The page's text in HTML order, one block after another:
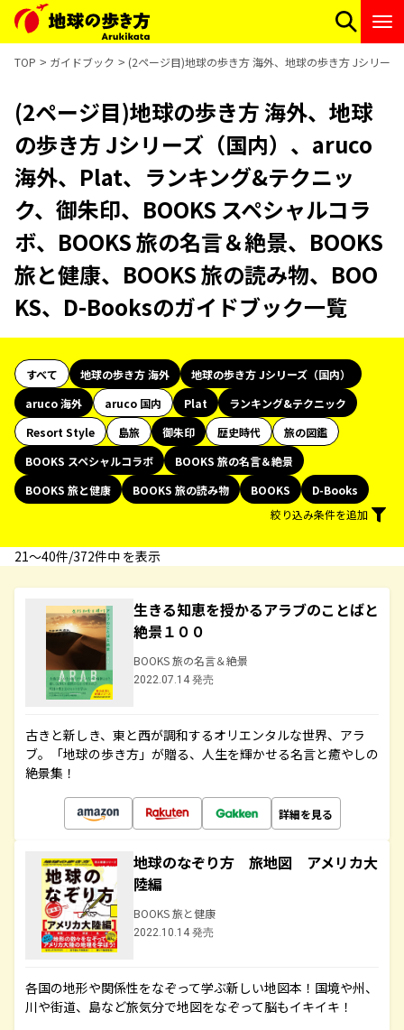
TOP ガイドブック (2ページ目)地球の歩き方 海外、地球の歩き方 Jシリー
(2ページ目)地球の歩き方 海外、地球
の歩き方 Jシリーズ（国内）、aruco
海外、Plat、ランキング&テクニッ
ク、御朱印、BOOKS スペシャルコラ
ボ、BOOKS 旅の名言＆絶景、BOOKS
旅と健康、BOOKS 旅の読み物、BOO
KS、D-Booksのガイドブック一覧
すべて 地球の歩き方 海外
地球の歩き方 Jシリーズ（国内）
aruco 海外
aruco 国内 Plat
ランキング&テクニック
Resort Style
島旅 御朱印 歴史時代
旅の図鑑
BOOKS スペシャルコラボ
BOOKS 旅の名言＆絶景
BOOKS 旅と健康
BOOKS 旅の読み物 BOOKS
D-Books
絞り込み条件を追加
21〜40件/372件中 を表示
生きる知恵を授かるアラブのことばと
絶景１００
BOOKS 旅の名言＆絶景
2022.07.14 発売
古きと新しき、東と西が調和するオリエンタルな世界、アラ
ブ。「地球の歩き方」が贈る、人生を輝かせる名言と癒やしの
絶景集！
詳細を見る
地球のなぞり方 旅地図 アメリカ大
陸編
BOOKS 旅と健康
2022.10.14 発売
各国の地形や関係性をなぞって学ぶ新しい地図本！国境や州、
川や街道、島など旅気分で地図をなぞって脳もイキイキ！